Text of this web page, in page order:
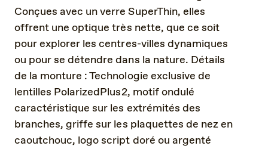
Conçues avec un verre SuperThin, elles
offrent une optique très nette, que ce soit
pour explorer les centres-villes dynamiques
ou pour se détendre dans la nature. Détails
de la monture : Technologie exclusive de
lentilles PolarizedPlus2, motif ondulé
caractéristique sur les extrémités des
branches, griffe sur les plaquettes de nez en
caoutchouc, logo script doré ou argenté